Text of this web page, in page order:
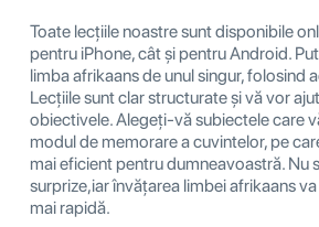
Toate lecțiile noastre sunt disponibile
pentru iPhone, cât și pentru Android.
limba afrikaans de unul singur, folosind
Lecțiile sunt clar structurate și vă vor
obiectivele. Alegeți-vă subiectele care
modul de memorare a cuvintelor, pe
mai eficient pentru dumneavoastră. Nu
surprize,iar învățarea limbei afrikaans
mai rapidă.